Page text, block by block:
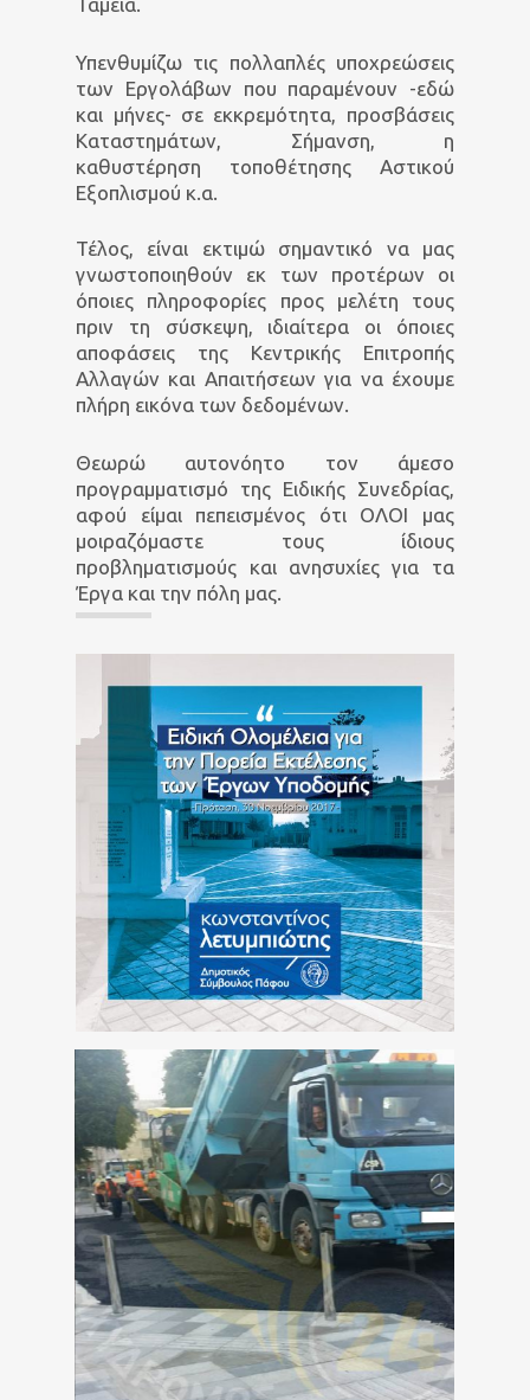
Υπενθυμίζω τις πολλαπλές υποχρεώσεις
των Εργολάβων που παραμένουν -εδώ
και μήνες- σε εκκρεμότητα, προσβάσεις
Καταστημάτων, Σήμανση, η
καθυστέρηση τοποθέτησης Αστικού
Εξοπλισμού κ.α.
Τέλος, είναι εκτιμώ σημαντικό να μας
γνωστοποιηθούν εκ των προτέρων οι
όποιες πληροφορίες προς μελέτη τους
πριν τη σύσκεψη, ιδιαίτερα οι όποιες
αποφάσεις της Κεντρικής Επιτροπής
Αλλαγών και Απαιτήσεων για να έχουμε
πλήρη εικόνα των δεδομένων.
Θεωρώ αυτονόητο τον άμεσο
προγραμματισμό της Ειδικής Συνεδρίας,
αφού είμαι πεπεισμένος ότι ΟΛΟΙ μας
μοιραζόμαστε τους ίδιους
προβληματισμούς και ανησυχίες για τα
Έργα και την πόλη μας.